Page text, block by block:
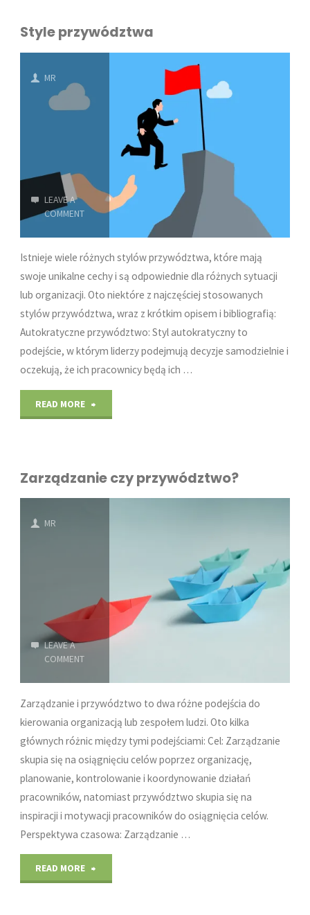
Sukcesu"
Style przywództwa
MR
LEAVE A
COMMENT
Istnieje wiele różnych stylów przywództwa, które mają
swoje unikalne cechy i są odpowiednie dla różnych sytuacji
lub organizacji. Oto niektóre z najczęściej stosowanych
stylów przywództwa, wraz z krótkim opisem i bibliografią:
Autokratyczne przywództwo: Styl autokratyczny to
podejście, w którym liderzy podejmują decyzje samodzielnie i
oczekują, że ich pracownicy będą ich …
READ MORE "Style
Zarządzanie czy przywództwo?
MR
LEAVE A
COMMENT
Zarządzanie i przywództwo to dwa różne podejścia do
kierowania organizacją lub zespołem ludzi. Oto kilka
głównych różnic między tymi podejściami: Cel: Zarządzanie
skupia się na osiągnięciu celów poprzez organizację,
planowanie, kontrolowanie i koordynowanie działań
pracowników, natomiast przywództwo skupia się na
inspiracji i motywacji pracowników do osiągnięcia celów.
Perspektywa czasowa: Zarządzanie …
READ MORE "Zarządzanie